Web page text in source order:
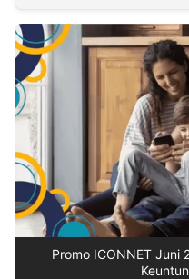
INDONESIA
Partner
Insight
NTB
Suara
Time
Lens
IDN
Daily
Jogja
Jalan
Rakyat
Idealita
News
Kita
Notice
Dinamikapost.com
Radar
Baru
Seedbacklink
Follow
Kabarbaru
Promo ICONNET Juni